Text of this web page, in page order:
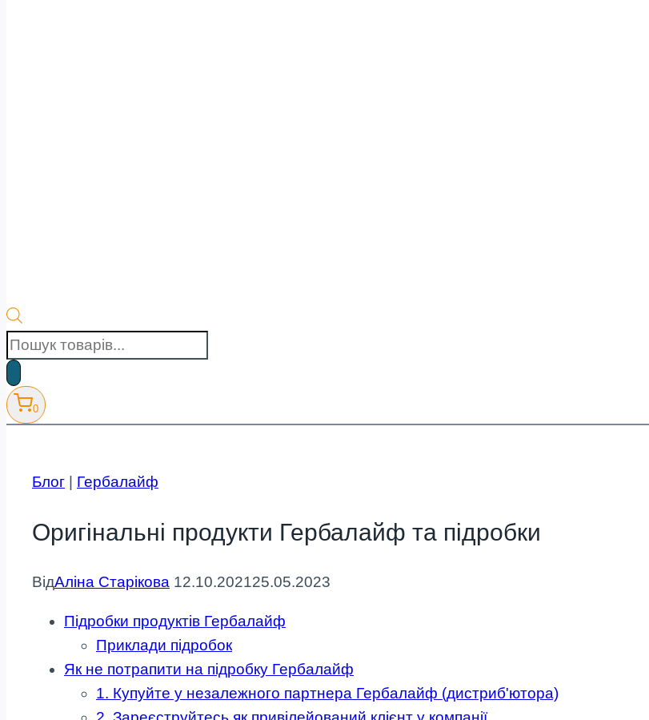
Пошук
товарів
0
Блог Гербалайф
Оригінальні продукти Гербалайф та підробки
ВідАліна Старікова 12.10.202125.05.2023
Підробки продуктів Гербалайф
Приклади підробок
Як не потрапити на підробку Гербалайф
1. Купуйте у незалежного партнера Гербалайф (дистриб'ютора)